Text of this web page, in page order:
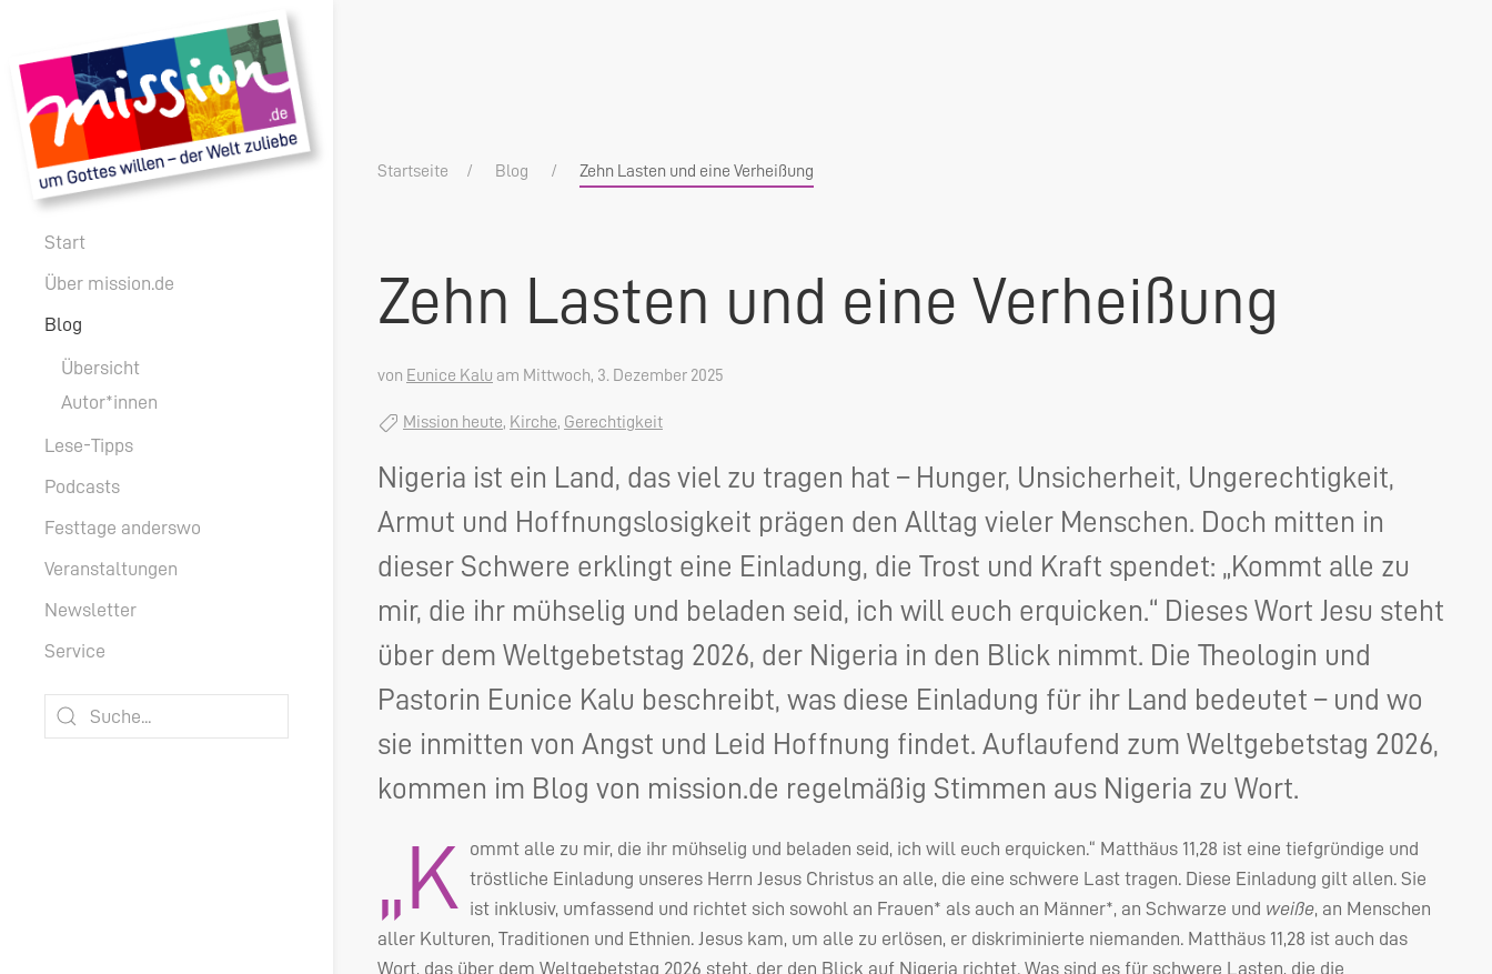
Start
Über mission.de
Blog
Übersicht
Autor*innen
Lese-Tipps
Podcasts
Festtage anderswo
Veranstaltungen
Newsletter
Service
Startseite Blog Zehn Lasten und eine Verheißung
Zehn Lasten und eine Verheißung
von Eunice Kalu am Mittwoch, 3. Dezember 2025
Mission heute, Kirche, Gerechtigkeit
Nigeria ist ein Land, das viel zu tragen hat – Hunger, Unsicherheit, Ungerechtigkeit,
Armut und Hoffnungslosigkeit prägen den Alltag vieler Menschen. Doch mitten in
dieser Schwere erklingt eine Einladung, die Trost und Kraft spendet: „Kommt alle zu
mir, die ihr mühselig und beladen seid, ich will euch erquicken.“ Dieses Wort Jesu steht
über dem Weltgebetstag 2026, der Nigeria in den Blick nimmt. Die Theologin und
Pastorin Eunice Kalu beschreibt, was diese Einladung für ihr Land bedeutet – und wo
sie inmitten von Angst und Leid Hoffnung findet. Auflaufend zum Weltgebetstag 2026,
kommen im Blog von mission.de regelmäßig Stimmen aus Nigeria zu Wort.
„K
ommt alle zu mir, die ihr mühselig und beladen seid, ich will euch erquicken.“ Matthäus 11,28 ist eine tiefgründige und
tröstliche Einladung unseres Herrn Jesus Christus an alle, die eine schwere Last tragen. Diese Einladung gilt allen. Sie
ist inklusiv, umfassend und richtet sich sowohl an Frauen* als auch an Männer*, an Schwarze und weiße, an Menschen
aller Kulturen, Traditionen und Ethnien. Jesus kam, um alle zu erlösen, er diskriminierte niemanden. Matthäus 11,28 ist auch das
Wort, das über dem Weltgebetstag 2026 steht, der den Blick auf Nigeria richtet. Was sind es für schwere Lasten, die die